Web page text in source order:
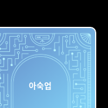
아숙업